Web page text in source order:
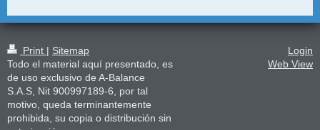
Print | Sitemap
Todo el material aquí presentado, es
de uso exclusivo de A-Balance
S.A.S, Nit 900997189-6, por tal
motivo, queda terminantemente
prohibida, su copia o distribución sin
Login
Web View